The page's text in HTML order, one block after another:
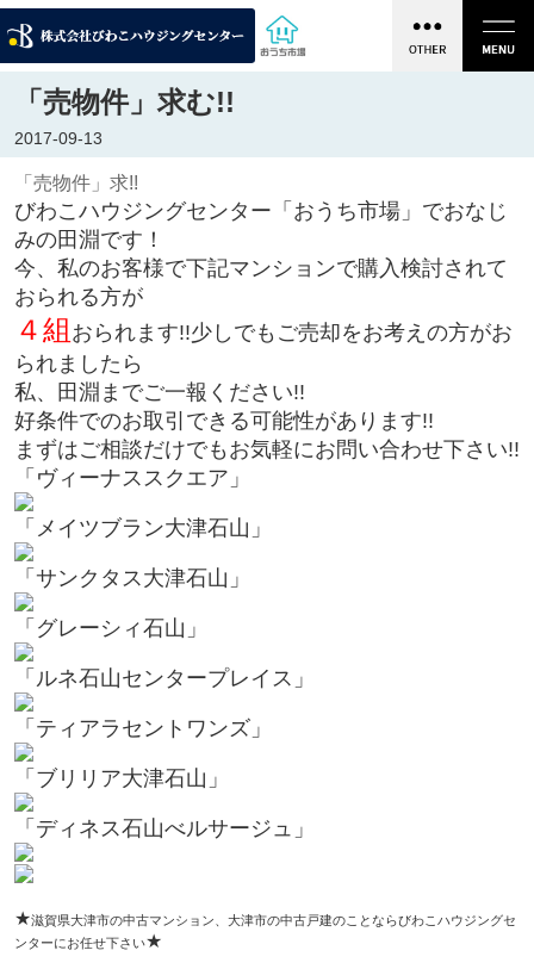
「売物件」求む!!
2017-09-13
「売物件」求!!
びわこハウジングセンター「おうち市場」でおなじ
みの田淵です！
今、私のお客様で下記マンションで購入検討されて
おられる方が
４組 おられます!!少しでもご売却をお考えの方がお
られましたら
私、田淵までご一報ください!!
好条件でのお取引できる可能性がありま す!!
まずはご相談だけでもお気軽にお問い合わせ下さい!!
「ヴィーナススクエア」
「メイツブラン大津石山」
「サンクタス大津石山」
「グレーシィ石山」
「ルネ石山センタープレイス」
「ティアラセントワンズ」
「ブリリア大津石山」
「ディネス石山べルサージュ」
★滋賀県大津市の中古マンション、大津市の中古戸建のことならびわこハウジングセ
ンターにお任せ下さい★